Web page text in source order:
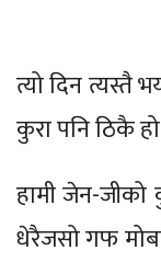
त्यो दिन त्यस्तै
कुरा पनि ठिकै
हामी जेन-जीको
धेरैजसो गफ